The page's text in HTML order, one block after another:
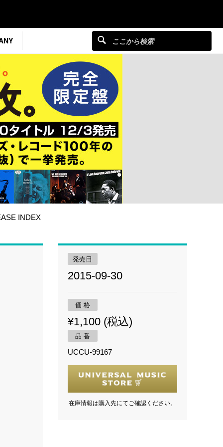
INDEX
発売日
2015-09-30
価 格
¥1,100 (税込)
品 番
UCCU-99167
在庫情報は購入先にてご確認ください。